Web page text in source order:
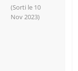
(Sorti le 10
Nov 2023)